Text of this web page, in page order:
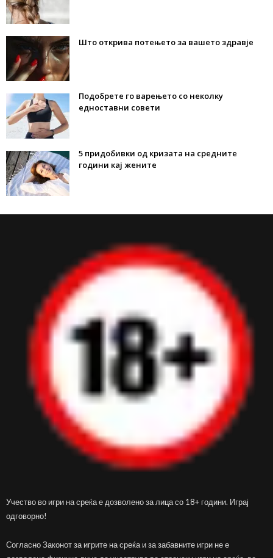
Што открива потењето за вашето здравје
Подобрете го варењето со неколку
едноставни совети
5 придобивки од кризата на средните
години кај жените
Учество во игри на среќа е дозволено за лица со 18+ години. Играј
одговорно!
Согласно Законот за игрите на среќа и за забавните игри не е